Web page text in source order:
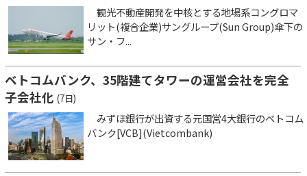
観光不動産開発を中核とする地場系コングロマ
リット(複合企業)サングループ(Sun Group)傘下の
サン・フ...
ベトコムバンク、35階建てタワーの運営会社を完全
子会社化 (7日)
みずほ銀行が出資する元国営4大銀行のベトコム
バンク[VCB](Vietcombank)